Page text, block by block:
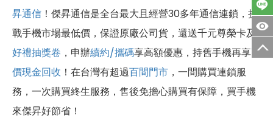
昇通信 ！傑昇通信是全台最大且經營30多年通信連鎖，挑
戰手機市場最低價，保證原廠公司貨，還送千元尊榮卡及
好禮抽獎卷 ，申辦續約/攜碼享高額優惠，持舊手機再享高
價現金回收 ！ 在台灣有超過百間門市 ，一間購買連鎖服
務，一次購買終生服務，售後免擔心購買有保障，買手機
來傑昇好節省！